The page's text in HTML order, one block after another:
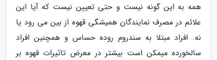
همه به این گونه نیست و حتی تعیین نیست که آیا این
علائم در مصرف نمایندگان همیشگی قهوه از بین می رود یا
نه. افراد مبتلا به سندروم روده حساس و همچنین افراد
سالخورده میمکن است بیشتر در معرض تاثیرات قهوه بر